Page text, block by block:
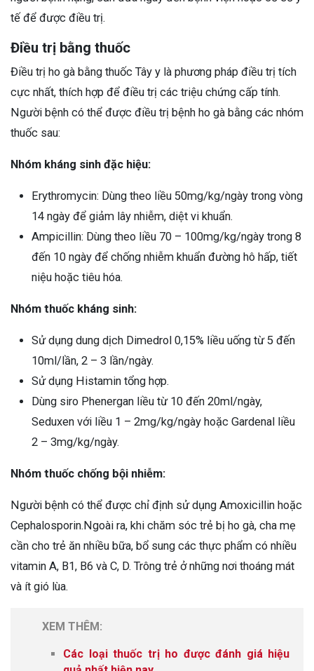
tế để được điều trị.
Điều trị bằng thuốc
Điều trị ho gà bằng thuốc Tây y là phương pháp điều trị tích
cực nhất, thích hợp để điều trị các triệu chứng cấp tính.
Người bệnh có thể được điều trị bệnh ho gà bằng các nhóm
thuốc sau:
Nhóm kháng sinh đặc hiệu:
Erythromycin: Dùng theo liều 50mg/kg/ngày trong vòng
14 ngày để giảm lây nhiễm, diệt vi khuẩn.
Ampicillin: Dùng theo liều 70 – 100mg/kg/ngày trong 8
đến 10 ngày để chống nhiễm khuẩn đường hô hấp, tiết
niệu hoặc tiêu hóa.
Nhóm thuốc kháng sinh:
Sử dụng dung dịch Dimedrol 0,15% liều uống từ 5 đến
10ml/lần, 2 – 3 lần/ngày.
Sử dụng Histamin tổng hợp.
Dùng siro Phenergan liều từ 10 đến 20ml/ngày,
Seduxen với liều 1 – 2mg/kg/ngày hoặc Gardenal liều
2 – 3mg/kg/ngày.
Nhóm thuốc chống bội nhiễm:
Người bệnh có thể được chỉ định sử dụng Amoxicillin hoặc
Cephalosporin.Ngoài ra, khi chăm sóc trẻ bị ho gà, cha mẹ
cần cho trẻ ăn nhiều bữa, bổ sung các thực phẩm có nhiều
vitamin A, B1, B6 và C, D. Trông trẻ ở những nơi thoáng mát
và ít gió lùa.
XEM THÊM:
Các loại thuốc trị ho được đánh giá hiệu